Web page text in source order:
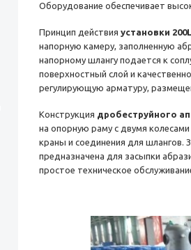
Оборудование обеспечивает
Принцип действия установки 200L
напорную камеру, заполненную
напорному шлангу подается к
поверхностный слой и
регулирующую арматуру,
Конструкция дробеструйного
на опорную раму с двумя
краны и соединения для шлангов.
предназначена для засыпки
простое техническое